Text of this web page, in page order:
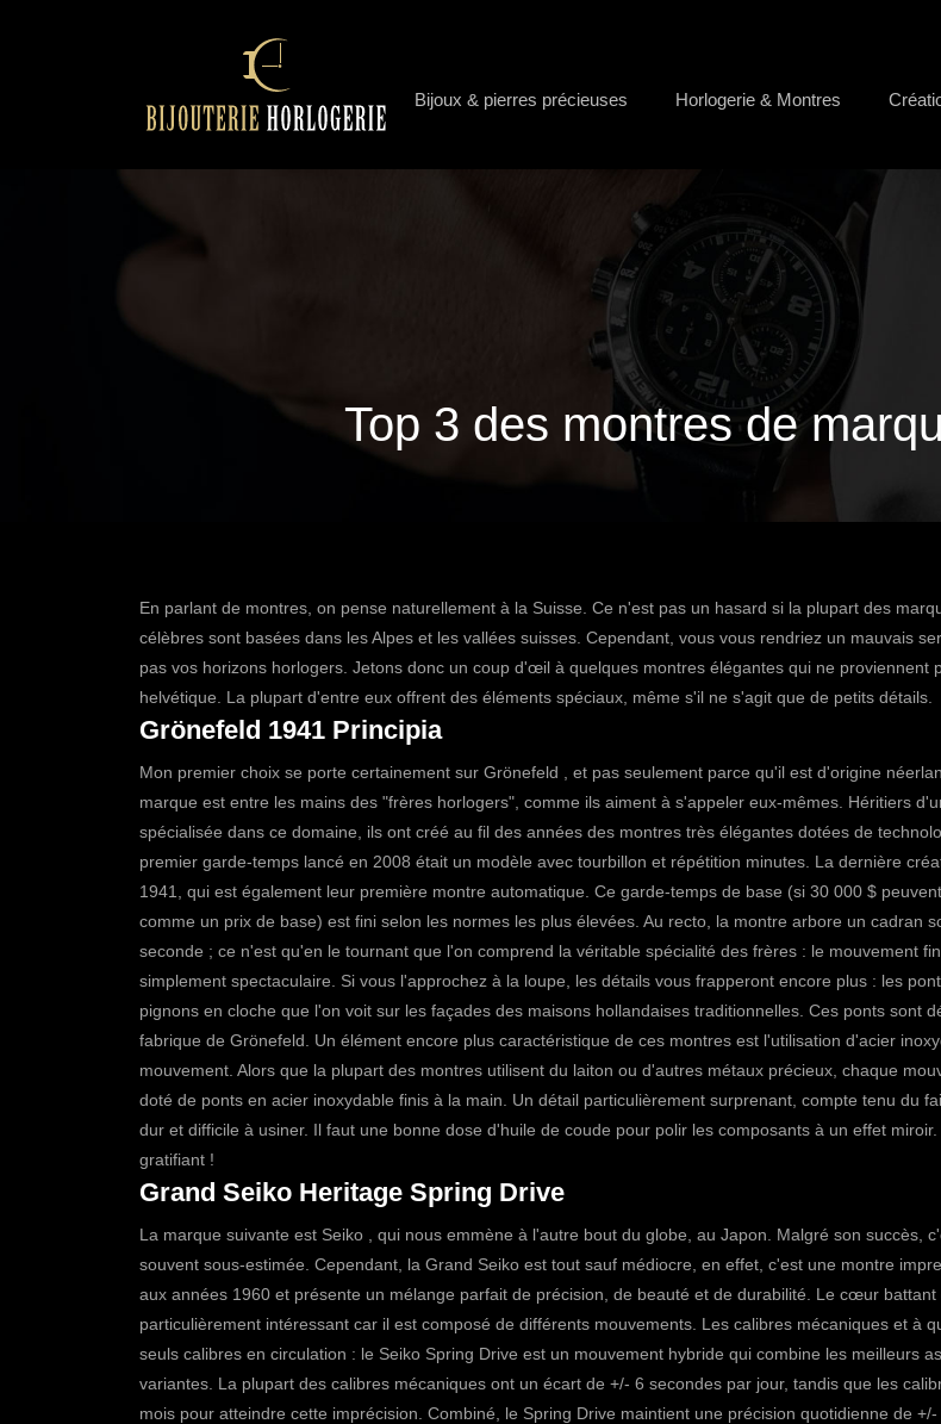
Bijoux & pierres précieuses Horlogerie & Montres
Top 3 des montres de
En parlant de montres, on pense naturellement à la Suisse. Ce n'est pas un hasard si la plupart des
célèbres sont basées dans les Alpes et les vallées suisses. Cependant, vous vous rendriez un mauvais
pas vos horizons horlogers. Jetons donc un coup d'œil à quelques montres élégantes qui ne proviennent
helvétique. La plupart d'entre eux offrent des éléments spéciaux, même s'il ne s'agit que de petits détails.
Grönefeld 1941 Principia
Mon premier choix se porte certainement sur Grönefeld , et pas seulement parce qu'il est d'origine
marque est entre les mains des "frères horlogers", comme ils aiment à s'appeler eux-mêmes. Héritiers
spécialisée dans ce domaine, ils ont créé au fil des années des montres très élégantes dotées de
premier garde-temps lancé en 2008 était un modèle avec tourbillon et répétition minutes. La dernière
1941, qui est également leur première montre automatique. Ce garde-temps de base (si 30 000 $
comme un prix de base) est fini selon les normes les plus élevées. Au recto, la montre arbore un cadran
seconde ; ce n'est qu'en le tournant que l'on comprend la véritable spécialité des frères : le mouvement
simplement spectaculaire. Si vous l'approchez à la loupe, les détails vous frapperont encore plus : les
pignons en cloche que l'on voit sur les façades des maisons hollandaises traditionnelles. Ces ponts sont
fabrique de Grönefeld.
Un élément encore plus caractéristique de ces montres est l'utilisation d'acier
mouvement. Alors que la plupart des montres utilisent du laiton ou d'autres métaux précieux, chaque
doté de ponts en acier inoxydable finis à la main. Un détail particulièrement surprenant, compte tenu du
dur et difficile à usiner. Il faut une bonne dose d'huile de coude pour polir les composants à un effet
gratifiant !
Grand Seiko Heritage Spring Drive
La marque suivante est Seiko , qui nous emmène à l'autre bout du globe, au Japon. Malgré son succès,
souvent sous-estimée. Cependant, la Grand Seiko est tout sauf médiocre, en effet, c'est une montre
aux années 1960 et présente un mélange parfait de précision, de beauté et de durabilité.
Le cœur battant
particulièrement intéressant car il est composé de différents mouvements. Les calibres mécaniques et à
seuls calibres en circulation : le Seiko Spring Drive est un mouvement hybride qui combine les meilleurs
variantes. La plupart des calibres mécaniques ont un écart de +/- 6 secondes par jour, tandis que les
mois pour atteindre cette imprécision. Combiné, le Spring Drive maintient une précision quotidienne de +/-